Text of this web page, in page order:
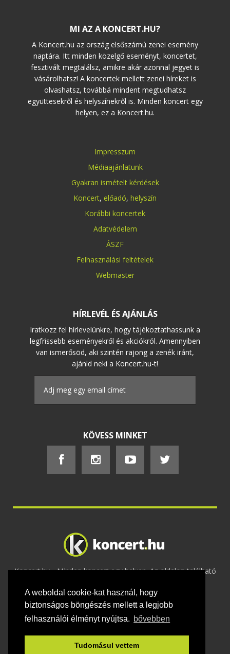
A weboldal cookie-kat használ, hogy
biztonságos böngészés mellett a legjobb
felhasználói élményt nyújtsa. bővebben
Tudomásul vettem
MI AZ A KONCERT.HU?
A Koncert.hu az ország elsőszámú zenei esemény
naptára. Itt minden közelgő eseményt, koncertet,
fesztivált megtalálsz, amikre akár azonnal jegyet is
vásárolhatsz! A koncertek mellett zenei híreket is
olvashatsz, továbbá mindent megtudhatsz
együttesekről és helyszínekről is. Minden koncert egy
helyen, ez a Koncert.hu.
Impresszum
Médiaajánlatunk
Gyakran ismételt kérdések
Koncert, előadó, helyszín
Korábbi koncertek
Adatvédelem
ÁSZF
Felhasználási feltételek
Webmaster
HÍRLEVÉL ÉS AJÁNLÁS
Iratkozz fel hírlevelünkre, hogy tájékoztathassunk a
legfrissebb eseményekről és akciókról. Amennyiben
van ismerősöd, aki szintén rajong a zenék iránt,
ajánld neki a Koncert.hu-t!
KÖVESS MINKET
Koncert.hu - Minden koncert egy helyen. Az oldalon található
2020 Adatvédelem-ÁSZF-Felhasználási
feltételek-Webmaster- Kapcsolat és üzenet küldés